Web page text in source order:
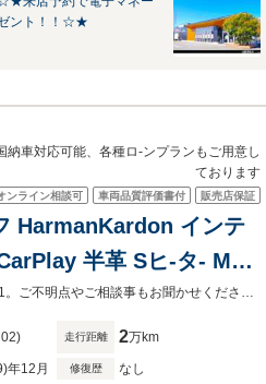
ント！！☆★
車対応可能、各種ロ-ンプランもご用意し
ております
ンライン相談可 車両品質評価書付 販売店保証
HarmanKardon インテ
純正19インチAW パワ-お車の車両状態（装備内容）は店舗までお電話お待ちしております。029-240-3361。ご不明点やご相談事もお聞かせください。全国納車対応可能、各種ロ-ンプランもご用意しております。
走行距離 2万km
年12月 修復歴 なし